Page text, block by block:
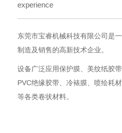
experience
东莞市宝睿机械科技有限公司是
制造及销售的高新技术企业。
设备广泛应用保护膜、美纹纸胶
PVC绝缘胶带、冷裱膜、喷绘耗
等各类卷状材料。